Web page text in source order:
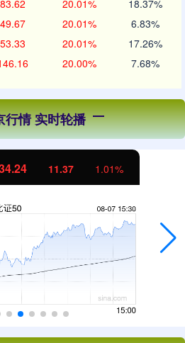
83.62 20.01% 18.37%
49.67 20.01% 6.83%
53.33 20.01% 17.26%
20.00% 7.68%
行情 实时轮播
11.37 1.01%